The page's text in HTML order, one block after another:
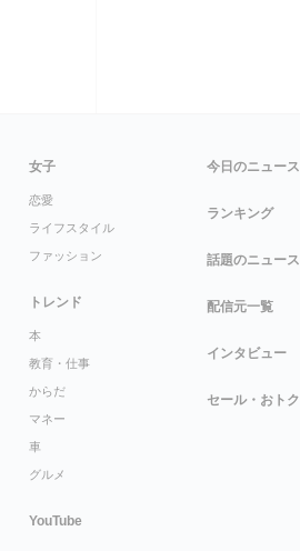
女子
恋愛
ライフスタイル
ファッション
トレンド
本
教育・仕事
からだ
マネー
車
グルメ
YouTube
今日のニュース
ランキング
話題のニュース
配信元一覧
インタビュー
セール・おトク